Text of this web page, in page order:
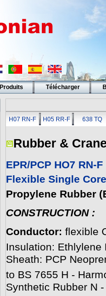
Produits Télécharger
H07 RN-F H05 RR-F 638 TQ
Rubber &
EPR/PCP HO7
Flexible Single
Propylene Rubber
CONSTRUCTION:
Conductor: flexible
Insulation: Ethlylene
Sheath: PCP
to BS 7655 H -
Synthetic Rubber N